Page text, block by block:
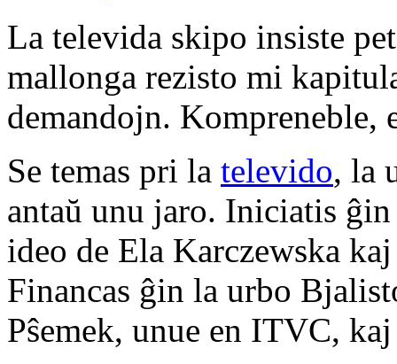
La televida skipo insiste
mallonga rezisto mi
demandojn. Kompreneble,
Se temas pri la televido, la
antaŭ unu jaro. Iniciatis
ideo de Ela Karczewska
Financas ĝin la urbo
Pŝemek, unue en ITVC,